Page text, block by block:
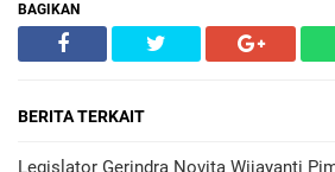
BAGIKAN
BERITA TERKAIT
Legislator Gerindra Novita Wijayanti